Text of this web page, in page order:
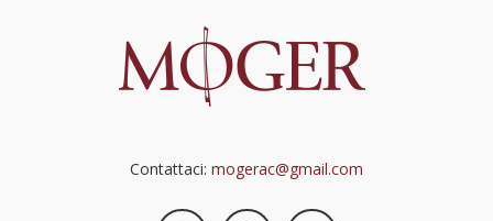
Contattaci: mogerac@gmail.com